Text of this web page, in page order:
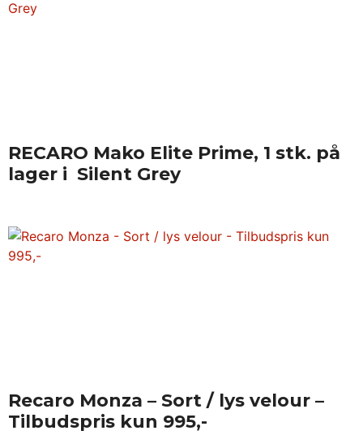
RECARO Mako Elite Prime, 1 stk. på
lager i Silent Grey
Recaro Monza – Sort / lys velour –
Tilbudspris kun 995,-